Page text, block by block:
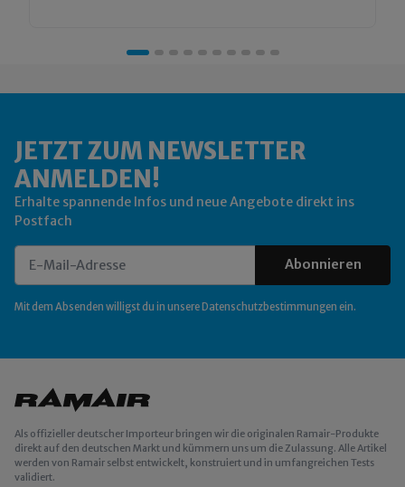
JETZT ZUM NEWSLETTER
ANMELDEN!
Erhalte spannende Infos und neue Angebote direkt ins
Postfach
Abonnieren
Mit dem Absenden willigst du in unsereDatenschutzbestimmungen ein.
Als offizieller deutscher Importeur bringen wir die originalen Ramair-Produkte
direkt auf den deutschen Markt und kümmern uns um die Zulassung. Alle Artikel
werden von Ramair selbst entwickelt, konstruiert und in umfangreichen Tests
validiert.